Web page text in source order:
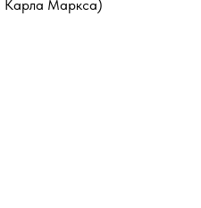
Карла Маркса)